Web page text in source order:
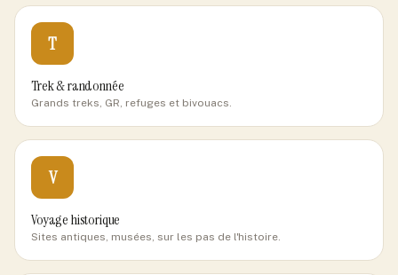
T
Trek & randonnée
Grands treks, GR, refuges et bivouacs.
V
Voyage historique
Sites antiques, musées, sur les pas de l'histoire.